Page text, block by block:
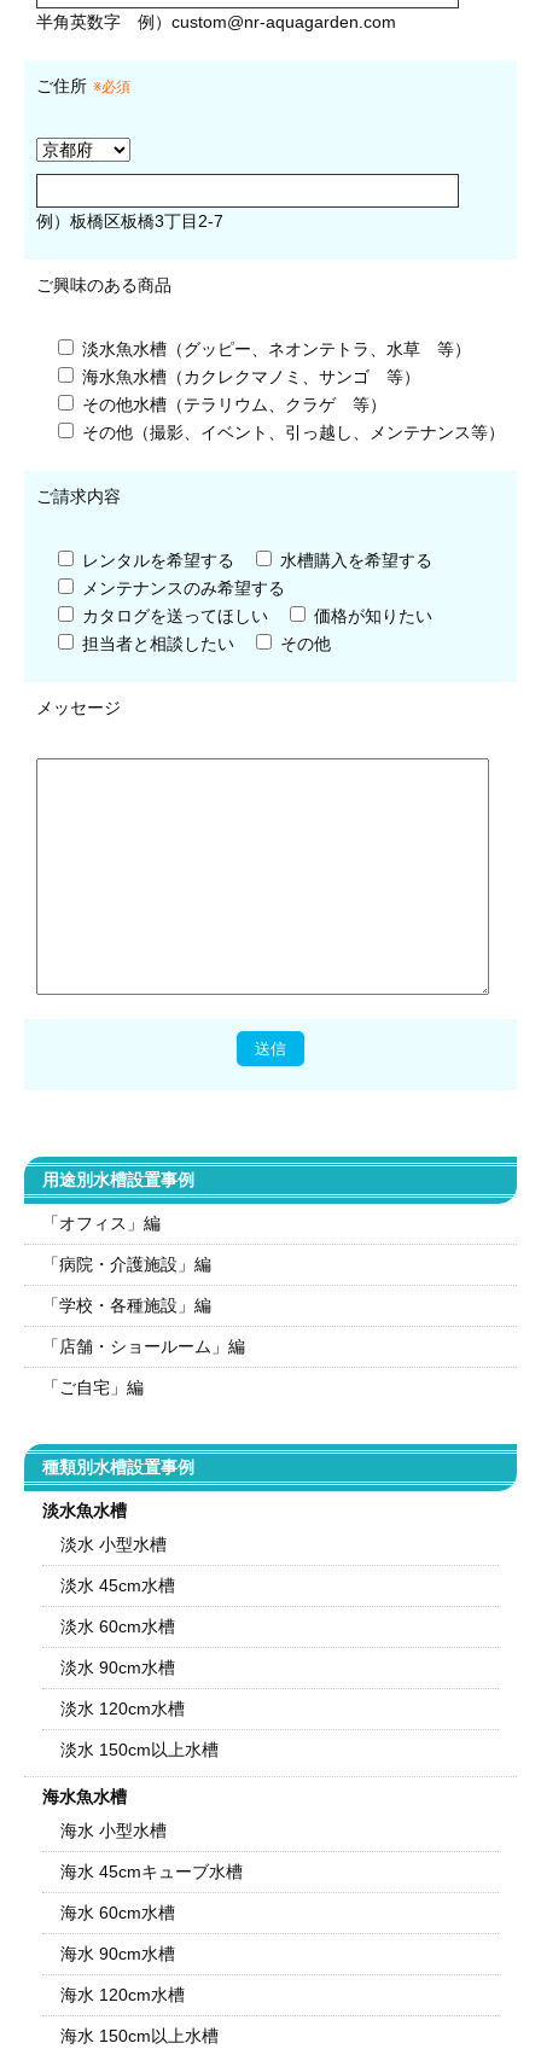
半角英数字 例） custom@nr-aquagarden.com
ご住所 ※必須
例）板橋区板橋3丁目2-7
ご興味のある商品
淡水魚水槽（グッピー、ネオンテトラ、水草 等）
海水魚水槽（カクレクマノミ、サンゴ 等）
その他水槽（テラリウム、クラゲ 等）
その他（撮影、イベント、引っ越し、メンテナンス等）
ご請求内容
レンタルを希望する
水槽購入を希望する
メンテナンスのみ希望する
カタログを送ってほしい
価格が知りたい
担当者と相談したい
その他
メッセージ
用途別水槽設置事例
「オフィス」編
「病院・介護施設」編
「学校・各種施設」編
「店舗・ショールーム」編
「ご自宅」編
種類別水槽設置事例
淡水魚水槽
淡水 小型水槽
淡水 45cm水槽
淡水 60cm水槽
淡水 90cm水槽
淡水 120cm水槽
淡水 150cm以上水槽
海水魚水槽
海水 小型水槽
海水 45cmキューブ水槽
海水 60cm水槽
海水 90cm水槽
海水 120cm水槽
海水 150cm以上水槽